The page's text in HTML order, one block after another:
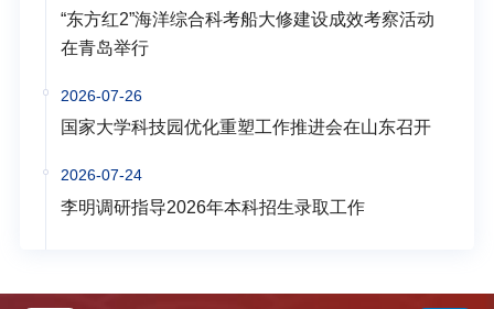
“东方红2”海洋综合科考船大修建设成效考察活动
在青岛举行
2026-07-26
国家大学科技园优化重塑工作推进会在山东召开
2026-07-24
李明调研指导2026年本科招生录取工作